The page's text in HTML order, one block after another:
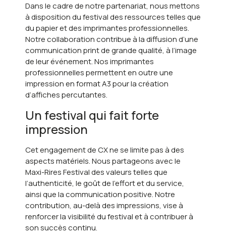
Dans le cadre de notre partenariat, nous mettons
à disposition du festival des ressources telles que
du papier et des imprimantes professionnelles.
Notre collaboration contribue à la diffusion d’une
communication print de grande qualité, à l’image
de leur événement. Nos imprimantes
professionnelles permettent en outre une
impression en format A3 pour la création
d’affiches percutantes.
Un festival qui fait forte
impression
Cet engagement de CX ne se limite pas à des
aspects matériels. Nous partageons avec le
Maxi-Rires Festivaldes valeurs telles que
l’authenticité, le goût de l’effort et du service,
ainsi que la communication positive. Notre
contribution, au-delà des impressions, vise à
renforcer la visibilité du festival et à contribuer à
son succès continu.